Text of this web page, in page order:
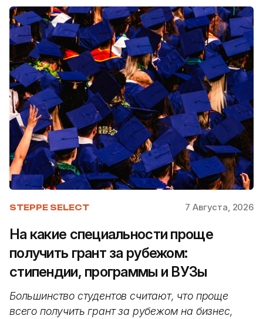
STEPPE SELECT 7 Августа, 2026
На какие специальности проще
получить грант за рубежом:
стипендии, программы и ВУЗы
Большинство студентов считают, что проще
всего получить грант за рубежом на бизнес,